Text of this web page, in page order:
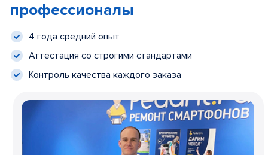
профессионалы
4 года средний опыт
Аттестация со строгими стандартами
Контроль качества каждого заказа